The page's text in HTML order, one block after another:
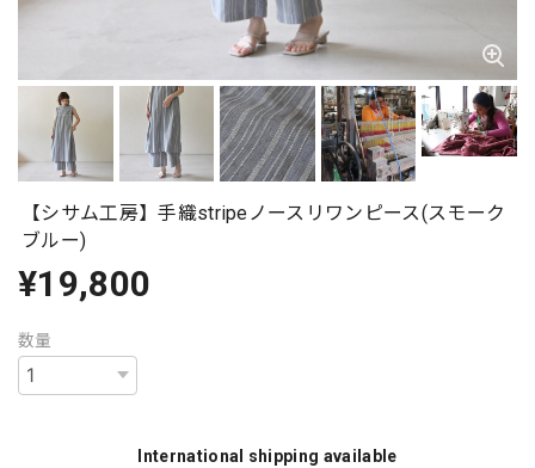
【シサム工房】手織stripeノースリワンピース(スモーク
ブルー)
¥19,800
数量
International shipping available